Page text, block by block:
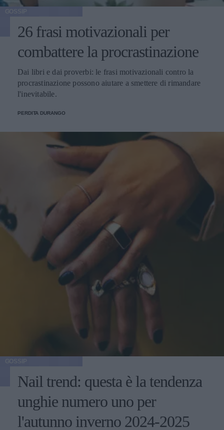
26 frasi motivazionali per
combattere la procrastinazione
Dai libri e dai proverbi: le frasi motivazionali contro la
procrastinazione possono aiutare a smettere di rimandare
l'inevitabile.
PERDITA DURANGO
Nail trend: questa è la tendenza
unghie numero uno per
l'autunno inverno 2024-2025